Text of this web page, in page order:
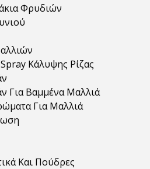
Φρυδιών
Κάλυψης Ρίζας
Για Βαμμένα Μαλλιά
Για Μαλλιά
Και Πούδρες